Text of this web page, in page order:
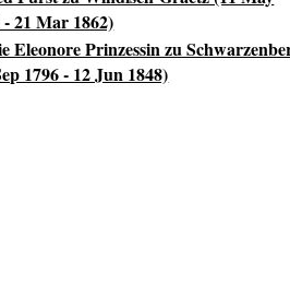
- 21 Mar 1862)
Eleonore Prinzessin zu
1796 - 12 Jun 1848)